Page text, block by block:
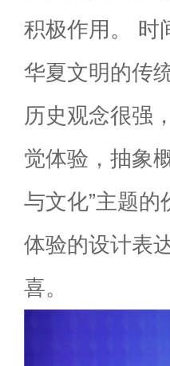
积极作用。
华夏文明的传
历史观念很强
觉体验，抽象
与文化”主题
体验的设计表
喜。